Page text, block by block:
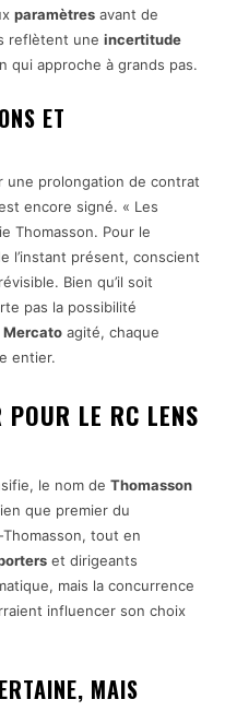
paramètres avant de
reflètent une incertitude
qui approche à grands pas.
ET
une prolongation de contrat
encore signé. « Les
Thomasson. Pour le
l’instant présent, conscient
Bien qu’il soit
pas la possibilité
Mercato agité, chaque
entier.
POUR LE RC LENS
le nom de Thomasson
que premier du
Thomasson, tout en
et dirigeants
mais la concurrence
influencer son choix
MAIS